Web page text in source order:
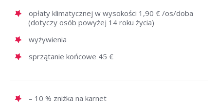
opłaty klimatycznej w wysokości 1,90 € /os/doba
(dotyczy osób powyżej 14 roku życia)
wyżywienia
sprzątanie końcowe 45 €
– 10 % zniżka na karnet